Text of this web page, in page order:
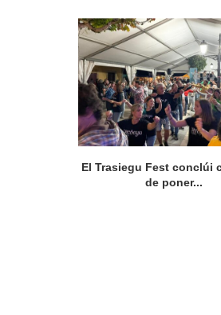
El Trasiegu Fest conclúi
de poner...